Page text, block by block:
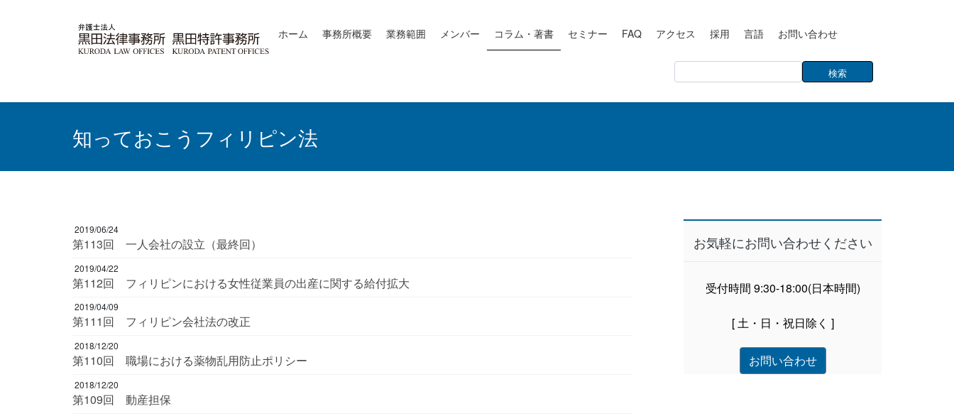
ホーム 事務所概要 業務範囲 メンバー コラム・著書 セミナー FAQ アクセス 採用 言語 お問い合わせ
知っておこうフィリピン法
2019/06/24
第113回 一人会社の設立（最終回）
2019/04/22
第112回 フィリピンにおける女性従業員の出産に関する給付拡大
2019/04/09
第111回 フィリピン会社法の改正
2018/12/20
第110回 職場における薬物乱用防止ポリシー
2018/12/20
第109回 動産担保
お気軽にお問い合わせください
受付時間 9:30-18:00(日本時間)
[ 土・日・祝日除く ]
お問い合わせ